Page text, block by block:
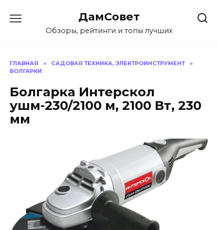
содержанию
ДамСовет
Обзоры, рейтинги и топы лучших
ГЛАВНАЯ » САДОВАЯ ТЕХНИКА, ЭЛЕКТРОИНСТРУМЕНТ
»
БОЛГАРКИ
Болгарка Интерскол
ушм-230/2100 м, 2100 Вт, 230
мм